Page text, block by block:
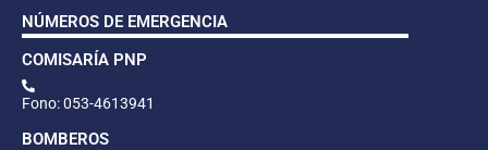
NÚMEROS DE EMERGENCIA
COMISARÍA PNP
Fono: 053-4613941
BOMBEROS